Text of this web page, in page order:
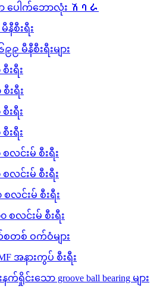
ပေါက်ဘောလုံး ሽባራ
မီနီစီးရီး
၉ မီနီစီးရီးများ
းရီး
းရီး
းရီး
းရီး
စလင်းမ် စီးရီး
စလင်းမ် စီးရီး
စလင်းမ် စီးရီး
စလင်းမ် စီးရီး
တစ် ဝက်ဝံများ
အနားကွပ် စီးရီး
နက်ရှိုင်းသော groove ball bearing များ